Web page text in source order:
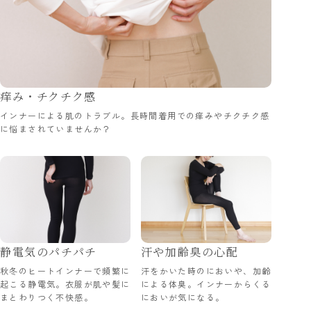
痒み・チクチク感
インナーによる肌のトラブル。長時間着用での痒みやチクチク感
に悩まされていませんか？
静電気のパチパチ
秋冬のヒートインナーで頻繁に
起こる静電気。衣服が肌や髪に
まとわりつく不快感。
汗や加齢臭の心配
汗をかいた時のにおいや、加齢
による体臭。インナーからくる
においが気になる。